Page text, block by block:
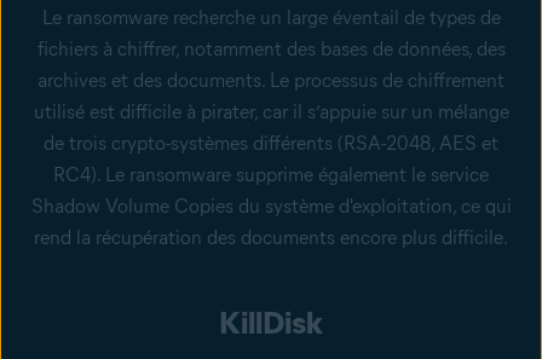
Le ransomware recherche un large éventail de types de
fichiers à chiffrer, notamment des bases de données, des
archives et des documents. Le processus de chiffrement
utilisé est difficile à pirater, car il s’appuie sur un mélange
de trois crypto-systèmes différents (RSA-2048, AES et
RC4). Le ransomware supprime également le service
Shadow Volume Copies du système d'exploitation, ce qui
rend la récupération des documents encore plus difficile.
KillDisk